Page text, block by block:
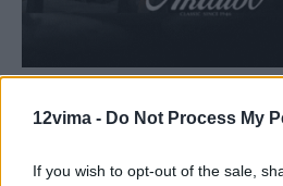
12vima - Do Not Process My
If you wish to opt-out of the sale,